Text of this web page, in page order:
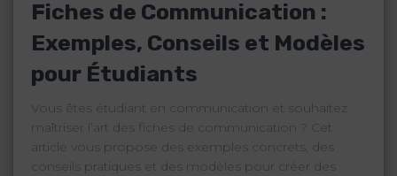
Fiches de Communication :
Exemples, Conseils et Modèles
pour Étudiants
Vous êtes étudiant en communication et souhaitez
maîtriser l’art des fiches de communication ? Cet
article vous propose des exemples concrets, des
conseils pratiques et des modèles pour créer des